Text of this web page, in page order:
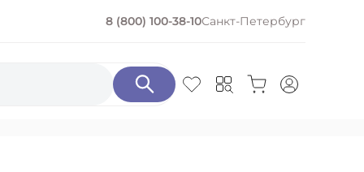
8 (800) 100-38-10Санкт-Петербург